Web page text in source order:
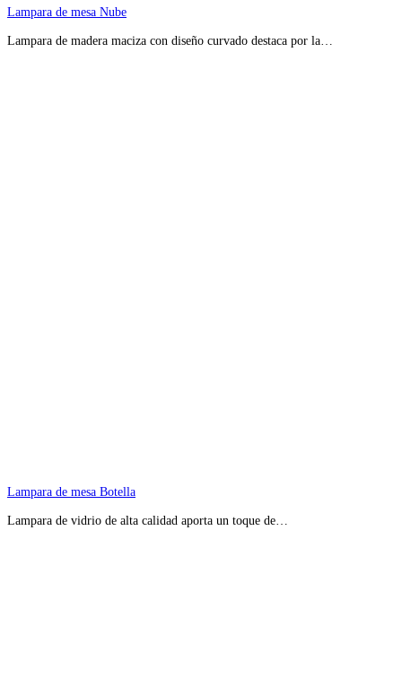
Lampara de mesa Nube
Lampara de madera maciza con diseño curvado destaca por la…
Lampara de mesa Botella
Lampara de vidrio de alta calidad aporta un toque de…